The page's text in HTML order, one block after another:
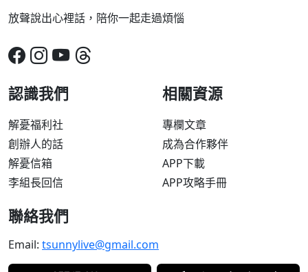
放聲說出心裡話，陪你一起走過煩惱
認識我們
解憂福利社
創辦人的話
解憂信箱
李組長回信
相關資源
專欄文章
成為合作夥伴
APP下載
APP攻略手冊
聯絡我們
Email: tsunnylive@gmail.com